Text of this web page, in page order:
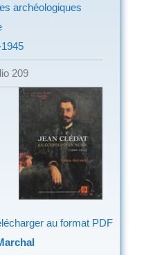
archéologiques
209
au format PDF